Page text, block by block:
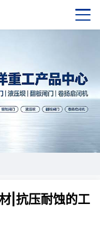
|抗压耐蚀的工